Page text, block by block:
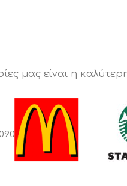
μας είναι η